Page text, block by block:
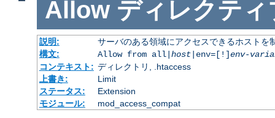
Allow ディレクティ
説明:
サーバのある領域にアクセスできるホストを
構文:
Allow from all| host|env=[!]env-
コンテキスト: ディレクトリ, .htaccess
上書き:
Limit
ステータス:
Extension
モジュール:
mod_access_compat